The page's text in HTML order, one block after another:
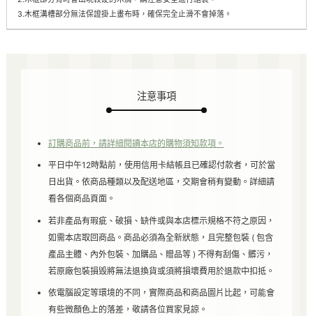
3.木框溝槽部分無法保證掛上畫布時，確保完全止滑不會掉落。
注意事項
訂購商品前，請詳細閱讀本店的購物須知款項。
平日中午12時點前，使用信用卡結帳且已確認付款者，可於當
日出貨。依商品種類以及配送地區，交期會稍有變動。詳細請
看各個商品頁面。
若非產品有瑕疵、破損、缺件或與本店標示規格不符之原因，
如需本店取回商品。商品必須為全新狀態，且完整包裝 ( 包含
產品主體、內外包裝、加購品、贈品等 ) 不得有刮傷、髒污，
若原廠包裝損毁將無法退換貨或須將損壞費用於退款中扣抵。
依電腦設定等環境的不同，實際商品和商品圖片比起，可能會
有些微顏色上的落差，敬請各位買家見諒。